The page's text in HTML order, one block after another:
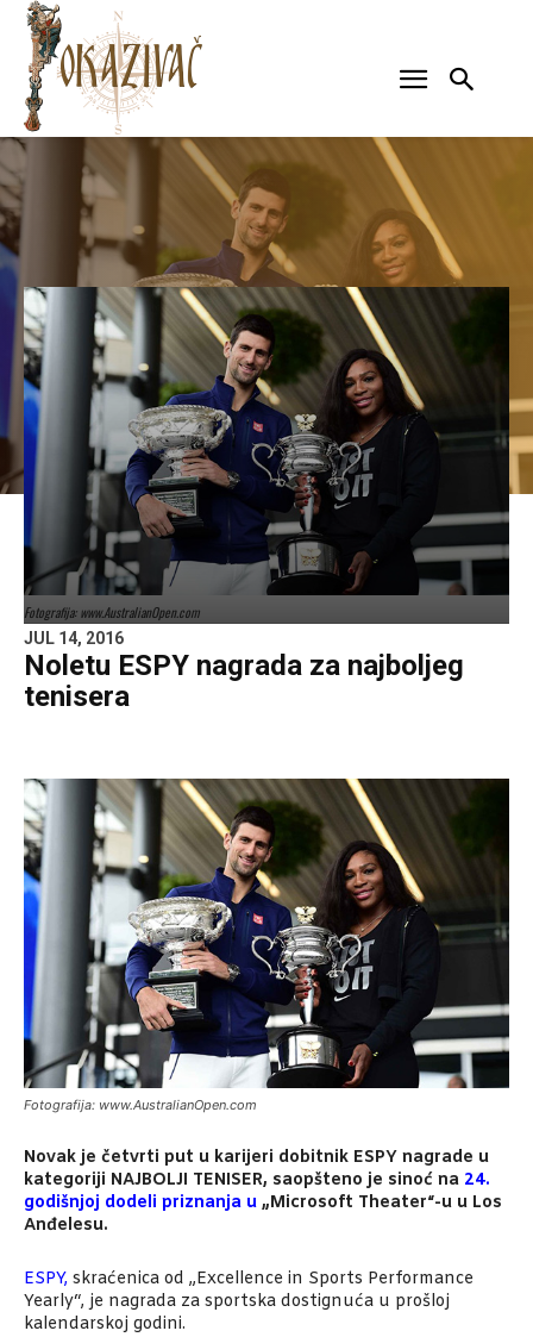
Fotografija: www.AustralianOpen.com
JUL 14, 2016
Noletu ESPY nagrada za najboljeg
tenisera
Fotografija: www.AustralianOpen.com
Novak je četvrti put u karijeri dobitnik ESPY nagrade u
kategoriji NAJBOLJI TENISER, saopšteno je sinoć na 24.
godišnjoj dodeli priznanja u „Microsoft Theater“-u u Los
Anđelesu.
ESPY, skraćenica od „Excellence in Sports Performance
Yearly“, je nagrada za sportska dostignuća u prošloj
kalendarskoj godini.